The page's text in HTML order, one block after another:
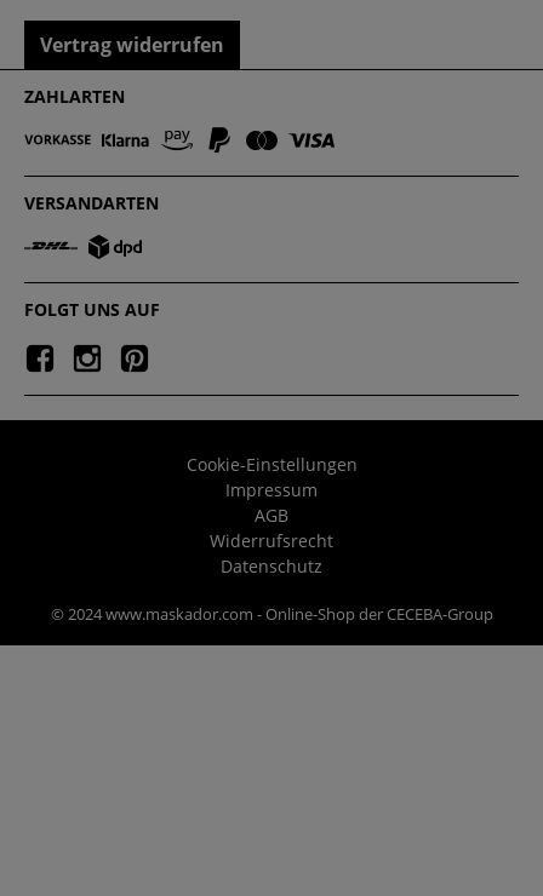
Vertrag widerrufen
ZAHLARTEN
VERSANDARTEN
FOLGT UNS AUF
Cookie-Einstellungen
Impressum
AGB
Widerrufsrecht
Datenschutz
© 2024 www.maskador.com - Online-Shop der CECEBA-Group